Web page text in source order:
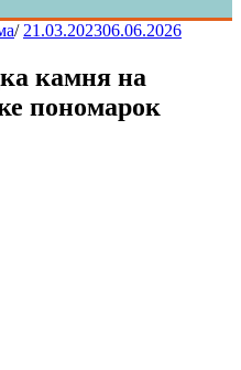
/ 21.03.202306.06.2026
камня на
пономарок